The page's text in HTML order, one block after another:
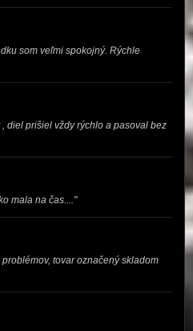
som veľmi spokojný. Rýchle
diel prišiel vždy rýchlo a pasoval bez
mala na čas...."
tovar označený skladom